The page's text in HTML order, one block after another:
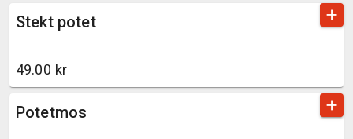
Stekt potet
49.00 kr
add
Potetmos add